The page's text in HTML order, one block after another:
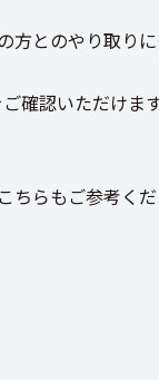
とのやり取り
確認いただけ
らもご参考くだ